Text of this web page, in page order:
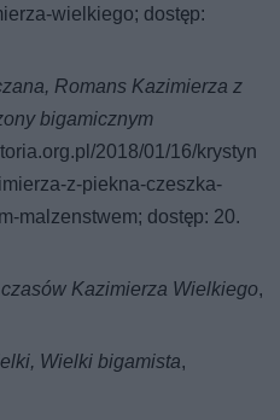
wielkiego; dostęp:
Romans Kazimierza z
bigamicznym
2018/01/16/krystyn
z-piekna-czeszka-
malzenstwem; dostęp: 20.
Kazimierza Wielkiego,
Wielki bigamista,